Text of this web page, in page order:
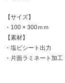
【サイズ】
・100 × 300ｍｍ
【素材】
・塩ビシート出力
・片面ラミネート加